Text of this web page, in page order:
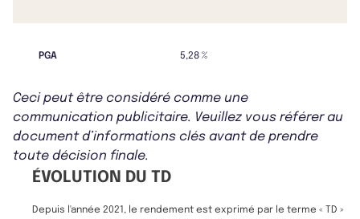
PGA 5,28 %
Ceci peut être considéré comme une
communication publicitaire. Veuillez vous référer au
document d’informations clés avant de prendre
toute décision finale.
ÉVOLUTION DU TD
Depuis l'année 2021, le rendement est exprimé par le terme « TD »